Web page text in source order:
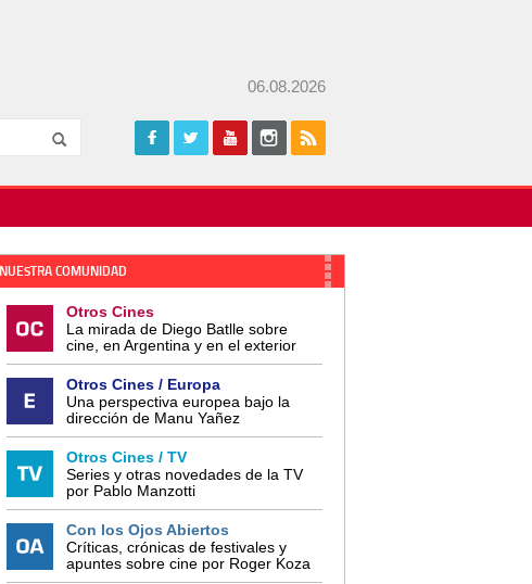
06.08.2026
NUESTRA COMUNIDAD
Otros Cines
La mirada de Diego Batlle sobre
cine, en Argentina y en el exterior
Otros Cines / Europa
Una perspectiva europea bajo la
dirección de Manu Yañez
Otros Cines / TV
Series y otras novedades de la TV
por Pablo Manzotti
Con los Ojos Abiertos
Críticas, crónicas de festivales y
apuntes sobre cine por Roger Koza